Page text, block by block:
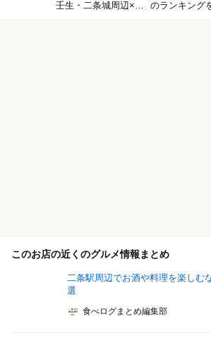
壬生・二条城周辺×うなぎ のランキング
このお店の近くのグルメ情報まとめ
二条駅周辺でお酒や料理を楽しむ
選
食べログまとめ編集部